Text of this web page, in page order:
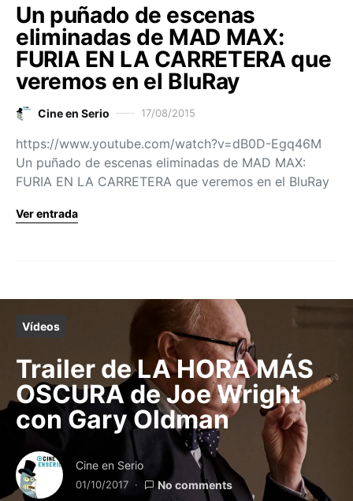
Un puñado de escenas
eliminadas de MAD MAX:
FURIA EN LA CARRETERA que
veremos en el BluRay
Cine en Serio 17/08/2015
https://www.youtube.com/watch?v=dB0D-Egq46M
Un puñado de escenas eliminadas de MAD MAX:
FURIA EN LA CARRETERA que veremos en el BluRay
Ver entrada
Vídeos
Trailer de LA HORA MÁS
OSCURA de Joe Wright
con Gary Oldman
Cine en Serio
01/10/2017 No comments